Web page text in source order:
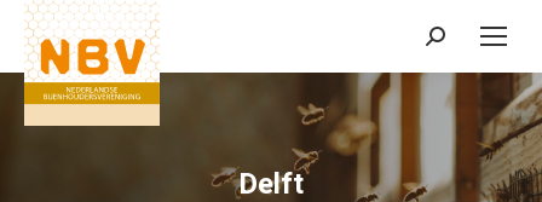
Zoeken:
Delft